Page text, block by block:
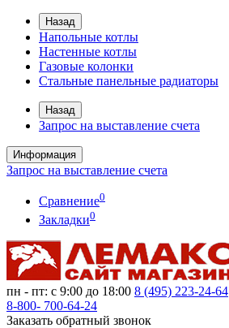
Назад
Напольные котлы
Настенные котлы
Газовые колонки
Стальные панельные радиаторы
Назад
Запрос на выставление счета
Информация
Запрос на выставление счета
Сравнение0
Закладки0
пн - пт: с 9:00 до 18:00 8 (495) 223-24-64
8-800- 700-64-24
Заказать обратный звонок